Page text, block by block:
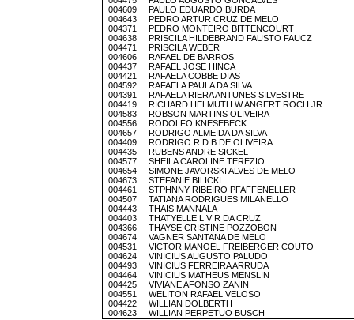
004609 PAULO EDUARDO BURDA
004643 PEDRO ARTUR CRUZ DE MELO
004371 PEDRO MONTEIRO BITTENCOURT
004638 PRISCILA HILDEBRAND FAUSTO FAUCZ
004471 PRISCILA WEBER
004606 RAFAEL DE BARROS
004437 RAFAEL JOSE HINCA
004421 RAFAELA COBBE DIAS
004592 RAFAELA PAULA DA SILVA
004391 RAFAELA RIERA ANTUNES SILVESTRE
004419 RICHARD HELMUTH W ANGERT ROCH JR
004583 ROBSON MARTINS OLIVEIRA
004556 RODOLFO KNESEBECK
004657 RODRIGO ALMEIDA DA SILVA
004409 RODRIGO R D B DE OLIVEIRA
004435 RUBENS ANDRE SICKEL
004577 SHEILA CAROLINE TEREZIO
004654 SIMONE JAVORSKI ALVES DE MELO
004673 STEFANIE BILICKI
004461 STPHNNY RIBEIRO PFAFFENELLER
004507 TATIANA RODRIGUES MILANELLO
004443 THAIS MANNALA
004403 THATYELLE L V R DA CRUZ
004366 THAYSE CRISTINE POZZOBON
004674 VAGNER SANTANA DE MELO
004531 VICTOR MANOEL FREIBERGER COUTO
004624 VINICIUS AUGUSTO PALUDO
004493 VINICIUS FERREIRA ARRUDA
004464 VINICIUS MATHEUS MENSLIN
004425 VIVIANE AFONSO ZANIN
004551 WELITON RAFAEL VELOSO
004422 WILLIAN DOLBERTH
004623 WILLIAN PERPETUO BUSCH